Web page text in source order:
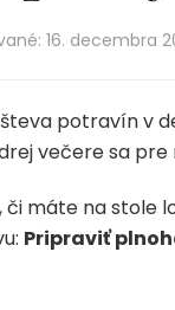
: 16. decembra
potravín v
večere sa
či máte na stole
Pripraviť